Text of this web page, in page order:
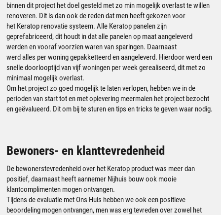
binnen dit project het doel gesteld met zo min mogelijk overlast te willen
renoveren. Dit is dan ook de reden dat men heeft gekozen voor
het Keratop renovatie systeem. Alle Keratop panelen zijn
geprefabriceerd, dit houdt in dat alle panelen op maat aangeleverd
werden en vooraf voorzien waren van sparingen. Daarnaast
werdalles per woninggepakketteerden aangeleverd. Hierdoor werd een
snelle doorlooptijd van vijf woningen per week gerealiseerd, dit met zo
minimaal mogelijk overlast.
Om het project zo goed mogelijk te laten verlopen, hebben we in de
perioden van start tot en met oplevering meermalen het project bezocht
en geëvalueerd. Dit om bij te sturen en tips entricks te geven waar nodig.
Bewoners- en klanttevredenheid
De bewonerstevredenheid over het Keratop product was meer dan
positief, daarnaast heeft aannemer Nijhuis bouw ook mooie
klantcomplimenten mogen ontvangen.
Tijdens de evaluatie met Ons Huis hebben we ook een positieve
beoordeling mogen ontvangen, men was erg tevreden over zowel het